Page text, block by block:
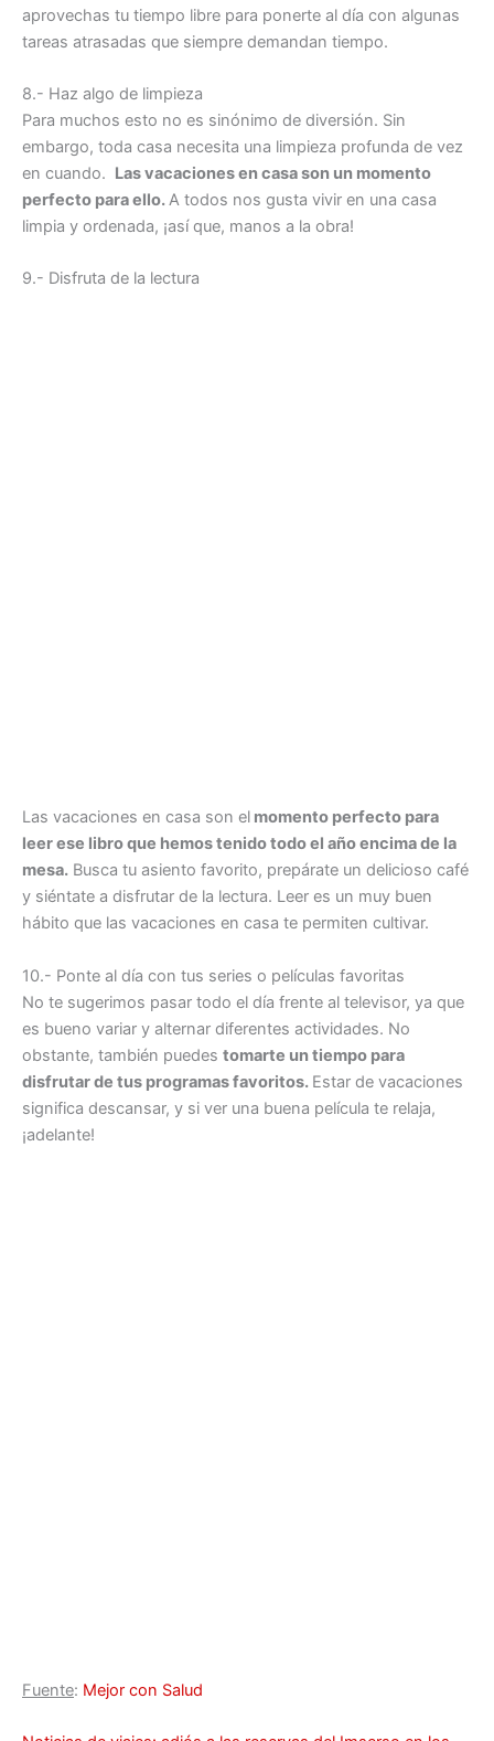
aprovechas tu tiempo libre para ponerte al día con algunas
tareas atrasadas que siempre demandan tiempo.
8.- Haz algo de limpieza
Para muchos esto no es sinónimo de diversión. Sin
embargo, toda casa necesita una limpieza profunda de vez
en cuando. Las vacaciones en casa son un momento
perfecto para ello.A todos nos gusta vivir en una casa
limpia y ordenada, ¡así que, manos a la obra!
9.- Disfruta de la lectura
Las vacaciones en casa son el momento perfecto para
leer ese libro que hemos tenido todo el año encima de la
mesa. Busca tu asiento favorito, prepárate un delicioso café
y siéntate a disfrutar de la lectura. Leer es un muy buen
hábito que las vacaciones en casa te permiten cultivar.
10.- Ponte al día con tus series o películas favoritas
No te sugerimos pasar todo el día frente al televisor, ya que
es bueno variar y alternar diferentes actividades. No
obstante, también puedes tomarte un tiempo para
disfrutar de tus programas favoritos. Estar de vacaciones
significa descansar, y si ver una buena película te relaja,
¡adelante!
Fuente: Mejor con Salud